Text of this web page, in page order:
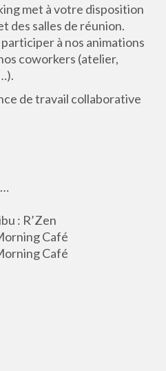
met à votre disposition
des salles de réunion.
à nos animations
coworkers (atelier,
de travail collaborative
: R’Zen
Café
Café